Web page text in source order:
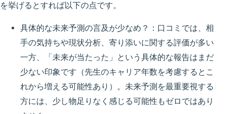
を挙げるとすれば以下の点です。
具体的な未来予測の言及が少なめ？： 口コミでは、相
手の気持ちや現状分析、寄り添いに関する評価が多い
一方、「未来が当たった」という具体的な報告はまだ
少ない印象です（先生のキャリア年数を考慮するとこ
れから増える可能性あり）。未来予測を最重要視する
方には、少し物足りなく感じる可能性もゼロではあり